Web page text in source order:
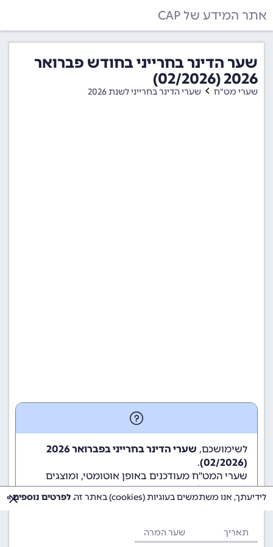
אתר המידע של CAP
שער הדינר בחרייני בחודש פברואר
2026 (02/2026)
שערי מט"ח שערי הדינר בחרייני לשנת 2026
לשימושכם,
שערי הדינר בחרייני בפברואר 2026
(02/2026)
.
שערי המט"ח מעודכנים באופן אוטומטי, ומוצגים
לשימוש גולשי ומשתמשי האתר.
תאריך שער המרה
לידיעתך, אנו משתמשים בעוגיות (cookies) באתר זה. לפרטים נוספים »